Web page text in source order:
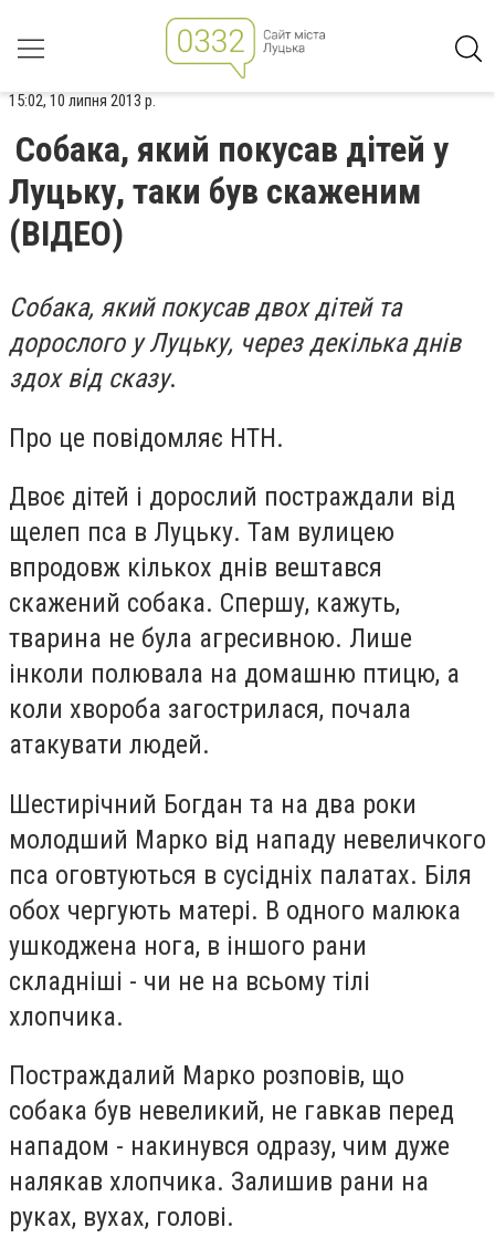
15:02, 10 липня 2013 р.
Собака, який покусав дітей у
Луцьку, таки був скаженим
(ВІДЕО)
Собака, який покусав двох дітей та
дорослого у Луцьку, через декілька днів
здох від сказу.
Про це повідомляє НТН.
Двоє дітей і дорослий постраждали від
щелеп пса в Луцьку. Там вулицею
впродовж кількох днів вештався
скажений собака. Спершу, кажуть,
тварина не була агресивною. Лише
інколи полювала на домашню птицю, а
коли хвороба загострилася, почала
атакувати людей.
Шестирічний Богдан та на два роки
молодший Марко від нападу невеличкого
пса оговтуються в сусідніх палатах. Біля
обох чергують матері. В одного малюка
ушкоджена нога, в іншого рани
складніші - чи не на всьому тілі
хлопчика.
Постраждалий Марко розповів, що
собака був невеликий, не гавкав перед
нападом - накинувся одразу, чим дуже
налякав хлопчика. Залишив рани на
руках, вухах, голові.